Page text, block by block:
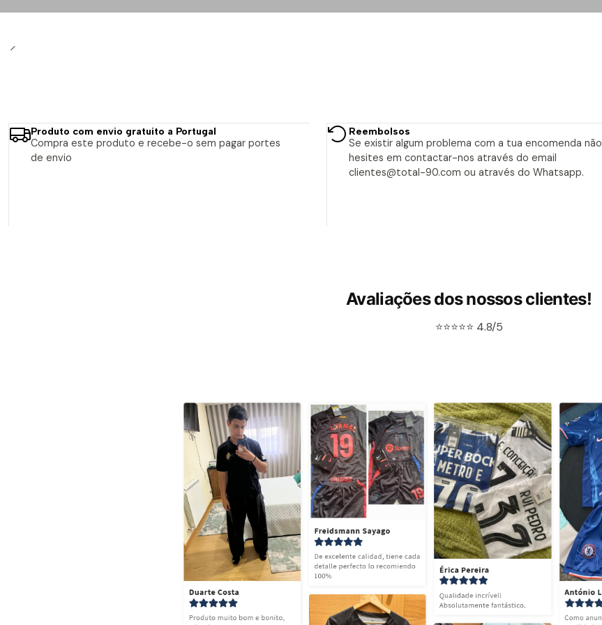
Produto com envio gratuito a Portugal
Compra este produto e recebe-o sem pagar portes
de envio
Reembolsos
Se existir algum problema com a tua encomenda não
hesites em contactar-nos através do email
clientes@total-90.com ou através do Whatsapp.
Avaliações dos nossos clientes!
⭐⭐⭐⭐⭐ 4.8/5